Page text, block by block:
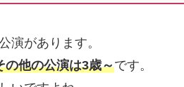
演があります。
の他の公演は3歳～です。